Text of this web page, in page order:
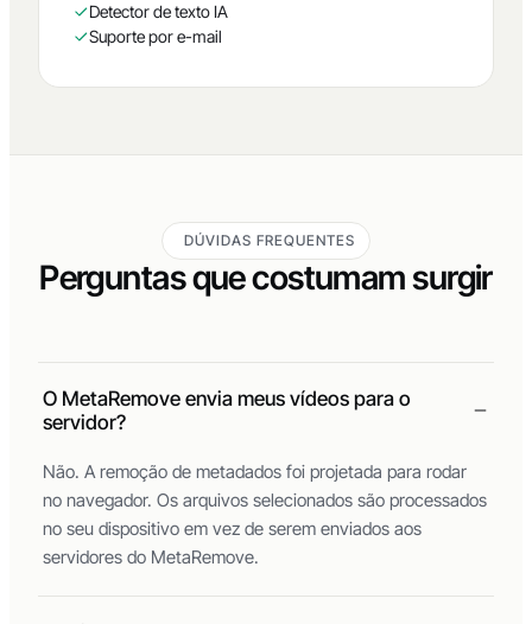
Detector de texto IA
Suporte por e-mail
DÚVIDAS FREQUENTES
Perguntas que costumam surgir
O MetaRemove envia meus vídeos para o
servidor?
Não. A remoção de metadados foi projetada para rodar
no navegador. Os arquivos selecionados são processados
no seu dispositivo em vez de serem enviados aos
servidores do MetaRemove.